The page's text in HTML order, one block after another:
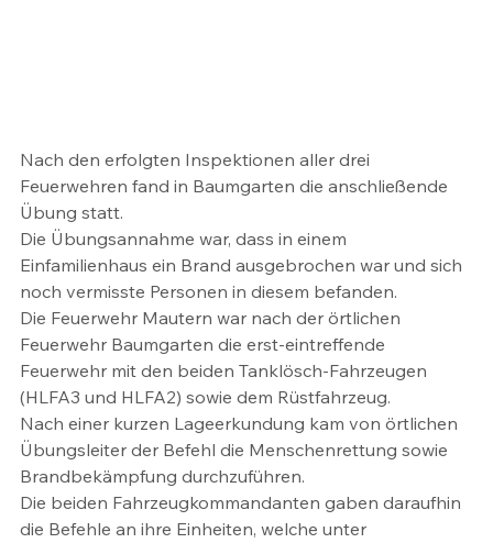
Nach den erfolgten Inspektionen aller drei
Feuerwehren fand in Baumgarten die anschließende
Übung statt.
Die Übungsannahme war, dass in einem
Einfamilienhaus ein Brand ausgebrochen war und sich
noch vermisste Personen in diesem befanden.
Die Feuerwehr Mautern war nach der örtlichen
Feuerwehr Baumgarten die erst-eintreffende
Feuerwehr mit den beiden Tanklösch-Fahrzeugen
(HLFA3 und HLFA2) sowie dem Rüstfahrzeug.
Nach einer kurzen Lageerkundung kam von örtlichen
Übungsleiter der Befehl die Menschenrettung sowie
Brandbekämpfung durchzuführen.
Die beiden Fahrzeugkommandanten gaben daraufhin
die Befehle an ihre Einheiten, welche unter